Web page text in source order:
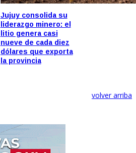
Jujuy consolida su
liderazgo minero: el
litio genera casi
nueve de cada diez
dólares que exporta
la provincia
volver arriba